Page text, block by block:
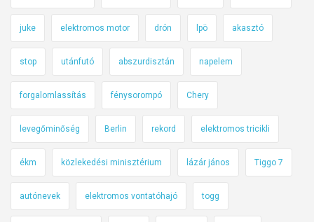
juke elektromos motor drón lpö akasztó
stop utánfutó abszurdisztán napelem
forgalomlassítás fénysorompó Chery
levegőminőség Berlin rekord elektromos tricikli
ékm közlekedési minisztérium lázár jános Tiggo 7
autónevek elektromos vontatóhajó togg